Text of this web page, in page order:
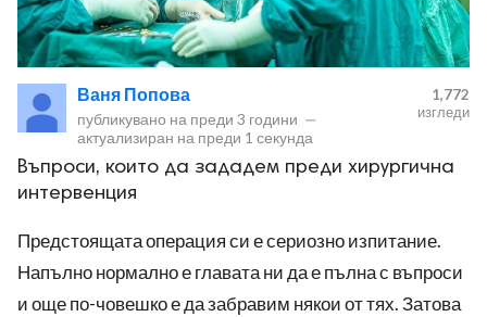
Ваня Попова
публикувано на преди 3 години —
актуализиран на преди 1 секунда
1,772
изгледи
Въпроси, които да зададем преди хирургична
интервенция
Предстоящата операция си е сериозно изпитание.
Напълно нормално е главата ни да е пълна с въпроси
и още по-човешко е да забравим някои от тях. Затова